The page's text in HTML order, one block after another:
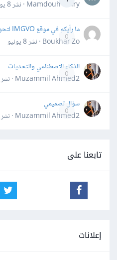
Mamdouh Khiry · نشر
8 يونيو
0
ما رأيكم في موقع IMGVO لتحويل وضغط الصور؟
Boukhar Zo · نشر
8 يونيو
0
الذكاء الاصطناعي والتحديات
Muzammil Ahmed2 · نشر
0
سؤال تصميمي
Muzammil Ahmed2 · نشر
تابعنا على
إعلانات